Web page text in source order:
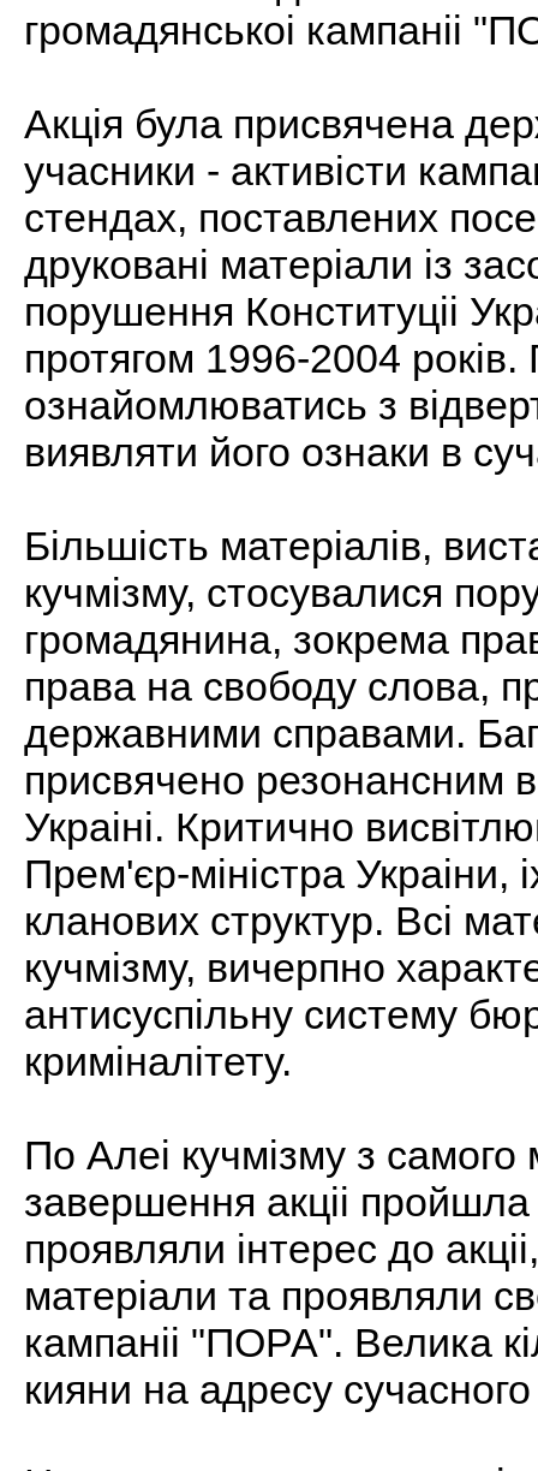
громадянськоi кампанii
Акцiя була присвячена
учасники - активiсти
стендах, поставлених
друкованi матерiали iз
порушення Конституцii
протягом 1996-2004
ознайомлюватись з
виявляти його ознаки в
Бiльшiсть матерiалiв,
кучмiзму, стосувалися
громадянина, зокрема
права на свободу слова,
державними справами.
присвячено резонансним
Украiнi. Критично
Прем'єр-мiнiстра Украiни,
кланових структур. Всi
кучмiзму, вичерпно
антисуспiльну систему
кримiналiтету.
По Алеi кучмiзму з самого
завершення акцii пройшла
проявляли iнтерес до
матерiали та проявляли
кампанii "ПОРА". Велика
кияни на адресу